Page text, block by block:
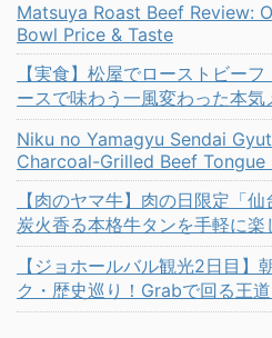
Matsuya Roast Beef Review:
Bowl Price & Taste
【実食】松屋でローストビー
ースで味わう一風変わった本気
Niku no Yamagyu Sendai
Charcoal-Grilled Beef Tongue
【肉のヤマ牛】肉の日限定「
炭火香る本格牛タンを手軽に楽
【ジョホールバル観光2日目】
ク・歴史巡り！Grabで回る王